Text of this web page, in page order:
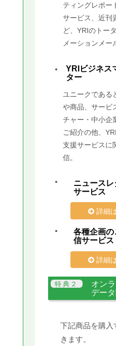
ティングレポー
サービス、近刊
ど、YRIのトー
メーションメー
YRIビジネス
ター
ユニークである
や商品、サービ
チャー・中小企
ご紹介の他、
支援サービスに
信。
ニュース
サービス
詳細
各種企画
信サービス
詳細
オン
デー
下記商品を購入
きます。